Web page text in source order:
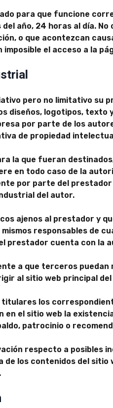
para que funcione
año, 24 horas al día.
o que acontezcan
el acceso a la
pero no limitativo su
diseños, logotipos,
por parte de los
de propiedad
la que fueran
en todo caso de la
por parte del
del autor.
ajenos al prestador y
responsables de
prestador cuenta con la
a que terceros
al sitio web principal
los
en el sitio web la
patrocinio o
respecto a posibles
de los contenidos del